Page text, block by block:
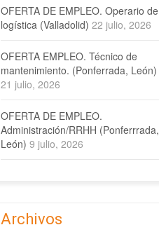
OFERTA DE EMPLEO. Operario de
logística (Valladolid) 22 julio, 2026
OFERTA EMPLEO. Técnico de
mantenimiento. (Ponferrada, León)
21 julio, 2026
OFERTA DE EMPLEO.
Administración/RRHH (Ponferrrada,
León) 9 julio, 2026
Archivos